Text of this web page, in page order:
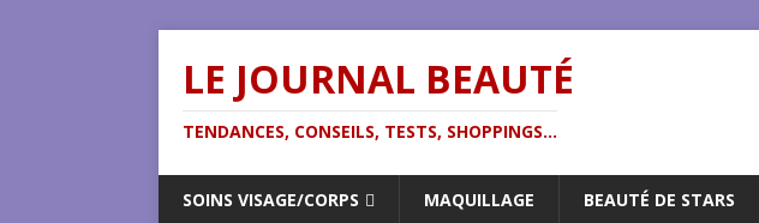
LE JOURNAL BEAUTÉ
TENDANCES, CONSEILS, TESTS, SHOPPINGS...
SOINS VISAGE/CORPS MAQUILLAGE BEAUTÉ DE STARS